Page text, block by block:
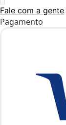
Fale com a gente
Pagamento